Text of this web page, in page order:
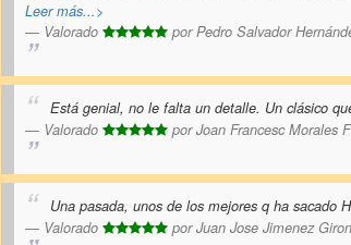
Leer más...>
Valorado
porPedro Salvador
Está genial, no le falta un detalle. Un clásico
Valorado
porJoan Francesc Morales
Una pasada, unos de los mejores q ha sacado
Valorado
porJuan Jose Jimenez Giron